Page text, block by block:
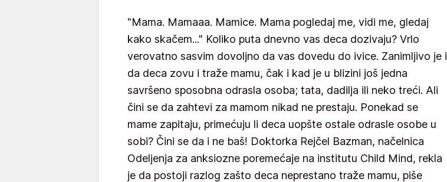
"Mama. Mamaaa. Mamice. Mama pogledaj me, vidi me, gledaj
kako skačem..." Koliko puta dnevno vas deca dozivaju? Vrlo
verovatno sasvim dovoljno da vas dovedu do ivice. Zanimljivo je i
da deca zovu i traže mamu, čak i kad je u blizini još jedna
savršeno sposobna odrasla osoba; tata, dadilja ili neko treći. Ali
čini se da zahtevi za mamom nikad ne prestaju. Ponekad se
mame zapitaju, primećuju li deca uopšte ostale odrasle osobe u
sobi? Čini se da i ne baš! Doktorka Rejčel Bazman, načelnica
Odeljenja za anksiozne poremećaje na institutu Child Mind, rekla
je da postoji razlog zašto deca neprestano traže mamu, piše